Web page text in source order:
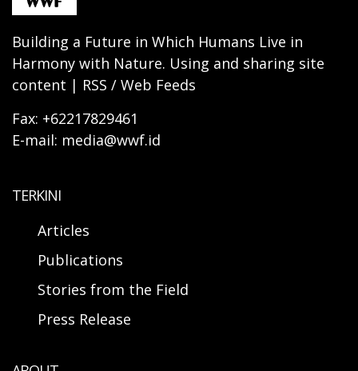
Building a Future in Which Humans Live in
Harmony with Nature. Using and sharing site
content | RSS / Web Feeds
Fax: +62217829461
E-mail: media@wwf.id
TERKINI
Articles
Publications
Stories from the Field
Press Release